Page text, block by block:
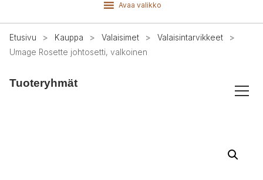
Avaa valikko
Etusivu > Kauppa > Valaisimet > Valaisintarvikkeet
>
Umage Rosette johtosetti, valkoinen
Tuoteryhmät